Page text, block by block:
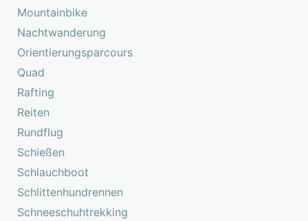
Mountainbike
Nachtwanderung
Orientierungsparcours
Quad
Rafting
Reiten
Rundflug
Schießen
Schlauchboot
Schlittenhundrennen
Schneeschuhtrekking